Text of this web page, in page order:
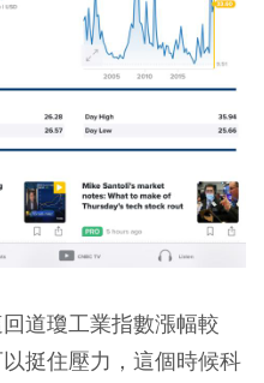
道瓊工業指數漲幅較
挺住壓力，這個時候科